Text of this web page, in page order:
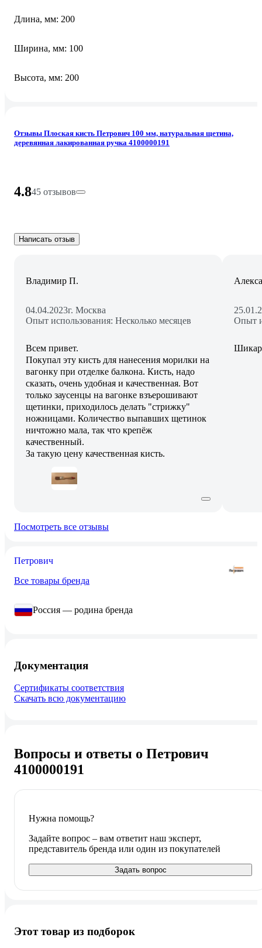
Длина, мм: 200
Ширина, мм: 100
Высота, мм: 200
Отзывы Плоская кисть Петрович 100 мм, натуральная щетина,
деревянная лакированная ручка 4100000191
4.845 отзывов
Написать отзыв
Владимир П.
04.04.2023г. Москва
Опыт использования: Несколько месяцев
Всем привет.
Покупал эту кисть для нанесения морилки на
вагонку при отделке балкона. Кисть, надо
сказать, очень удобная и качественная. Вот
только заусенцы на вагонке взъерошивают
щетинки, приходилось делать "стрижку"
ножницами. Количество выпавших щетинок
ничтожно мала, так что крепёж
качественный.
За такую цену качественная кисть.
Опыт
Посмотреть все отзывы
Петрович
Все товары бренда
Россия — родина бренда
Документация
Сертификаты соответствия
Скачать всю документацию
Вопросы и ответы о Петрович
4100000191
Нужна помощь?
Задайте вопрос – вам ответит наш эксперт,
представитель бренда или один из покупателей
Задать вопрос
Этот товар из подборок